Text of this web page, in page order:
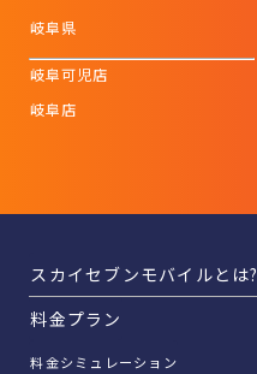
岐阜県
岐阜可児店
岐阜店
スカイセブンモバイルとは?
料金プラン
料金シミュレーション